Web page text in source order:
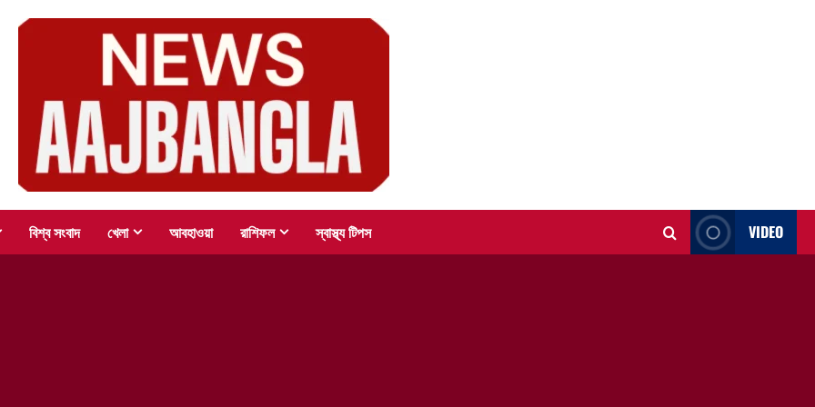
বিশ্ব সংবাদ খেলা আবহাওয়া রাশিফল স্বাস্থ্য টিপস VIDEO